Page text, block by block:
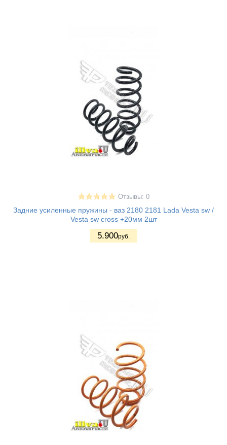
Отзывы: 0
Задние усиленные пружины - ваз 2180 2181 Lada Vesta sw /
Vesta sw cross +20мм 2шт
5.900руб.